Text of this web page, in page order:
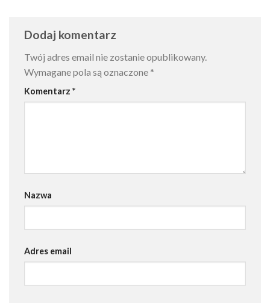
Dodaj komentarz
Twój adres email nie zostanie opublikowany.
Wymagane pola są oznaczone *
Komentarz *
Nazwa
Adres email